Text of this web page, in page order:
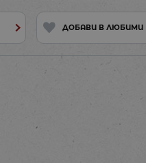
ДОБАВИ В ЛЮБИМИ